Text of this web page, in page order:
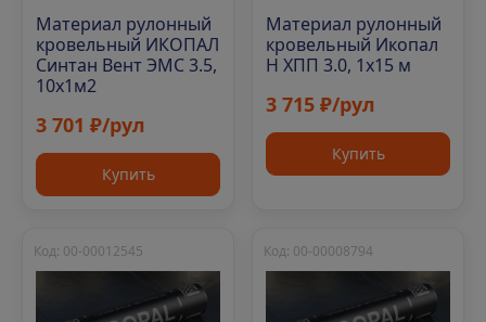
Материал рулонный
кровельный ИКОПАЛ
Синтан Вент ЭМС 3.5,
10х1м2
3 701 ₽/рул
Купить
Материал рулонный
кровельный Икопал
Н ХПП 3.0, 1х15 м
3 715 ₽/рул
Купить
Код: 00-00012545 Код: 00-00008794